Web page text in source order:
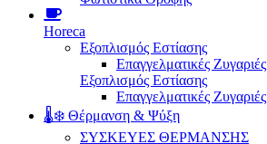
Horeca
Εξοπλισμός Εστίασης
Επαγγελματικές Ζυγαριές
Εξοπλισμός Εστίασης
Επαγγελματικές Ζυγαριές
🌡️❄️ Θέρμανση & Ψύξη
ΣΥΣΚΕΥΕΣ ΘΕΡΜΑΝΣΗΣ